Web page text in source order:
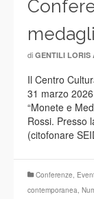
di GENTILI LORIS
Il Centro
31 marzo
“Monete e
Rossi. Presso
(citofonare
Conferenze
contemporanea